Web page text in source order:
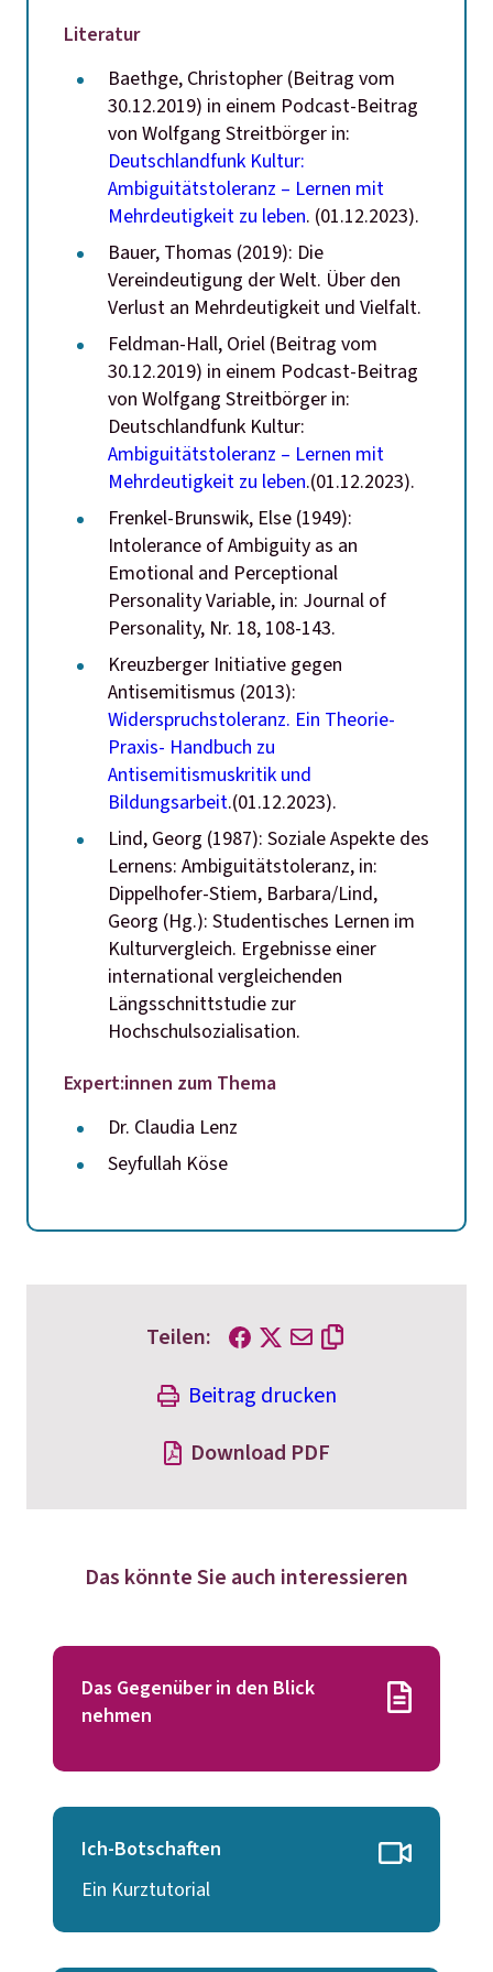
Literatur
Baethge, Christopher (Beitrag vom
30.12.2019) in einem Podcast-Beitrag
von Wolfgang Streitbörger in:
Deutschlandfunk Kultur:
Ambiguitätstoleranz – Lernen mit
Mehrdeutigkeit zu leben. (01.12.2023).
Bauer, Thomas (2019): Die
Vereindeutigung der Welt. Über den
Verlust an Mehrdeutigkeit und Vielfalt.
Feldman-Hall, Oriel (Beitrag vom
30.12.2019) in einem Podcast-Beitrag
von Wolfgang Streitbörger in:
Deutschlandfunk Kultur:
Ambiguitätstoleranz – Lernen mit
Mehrdeutigkeit zu leben.(01.12.2023).
Frenkel-Brunswik, Else (1949):
Intolerance of Ambiguity as an
Emotional and Perceptional
Personality Variable, in: Journal of
Personality, Nr. 18, 108-143.
Kreuzberger Initiative gegen
Antisemitismus (2013):
Widerspruchstoleranz. Ein Theorie-
Praxis- Handbuch zu
Antisemitismuskritik und
Bildungsarbeit.(01.12.2023).
Lind, Georg (1987): Soziale Aspekte des
Lernens: Ambiguitätstoleranz, in:
Dippelhofer-Stiem, Barbara/Lind,
Georg (Hg.): Studentisches Lernen im
Kulturvergleich. Ergebnisse einer
international vergleichenden
Längsschnittstudie zur
Hochschulsozialisation.
Expert:innen zum Thema
Dr. Claudia Lenz
Seyfullah Köse
Teilen:
Beitrag drucken
Download PDF
Das könnte Sie auch interessieren
Das Gegenüber in den Blick
nehmen
Ich-Botschaften
Ein Kurztutorial